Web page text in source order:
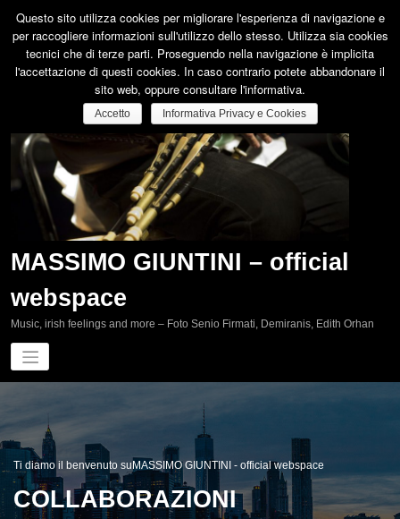
contenuto
MASSIMO GIUNTINI – official
webspace
Music, irish feelings and more – Foto Senio Firmati, Demiranis, Edith Orhan
Ti diamo il benvenuto suMASSIMO GIUNTINI - official webspace
COLLABORAZIONI
Questo sito utilizza cookies per migliorare l'esperienza di navigazione e
per raccogliere informazioni sull'utilizzo dello stesso. Utilizza sia cookies
tecnici che di terze parti. Proseguendo nella navigazione è implicita
l'accettazione di questi cookies. In caso contrario potete abbandonare il
sito web, oppure consultare l'informativa.
Accetto Informativa Privacy e Cookies